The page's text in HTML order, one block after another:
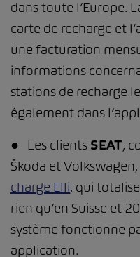
dans toute l’Europe.
carte de recharge et
une facturation
informations
stations de recharge
également dans
● Les clients SEAT,
Škoda et
charge Elli, qui
rien qu’en Suisse et
système fonctionne
application.